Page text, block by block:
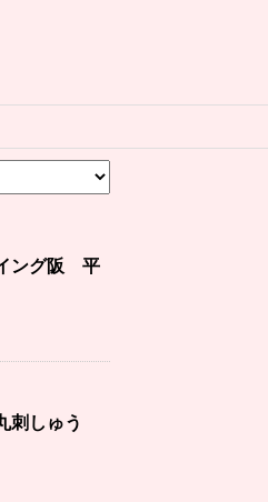
ング阪 平
刺しゅう